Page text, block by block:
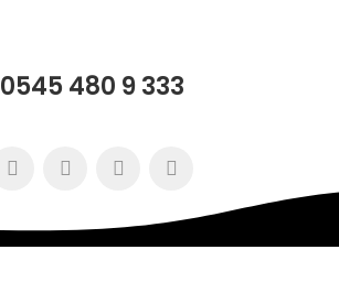
0545 480 9 333